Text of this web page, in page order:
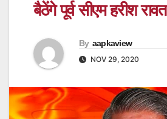
बैठेंगे पूर्व सीएम हरीश रावत
By aapkaview
NOV 29, 2020